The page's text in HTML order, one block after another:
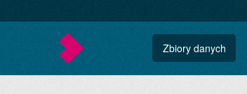
Zbiory danych